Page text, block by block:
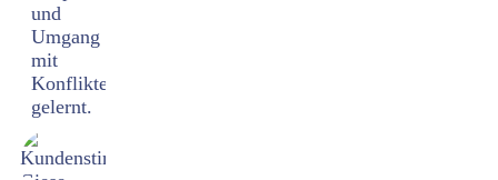
und
Umgang
mit
Konflikten
gelernt.